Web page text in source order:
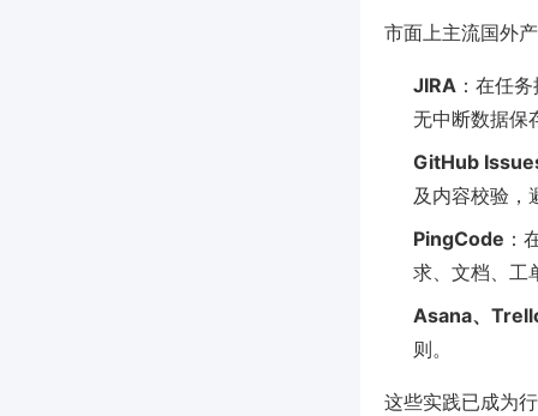
市面上主流国外
JIRA ：在任
无中断数据保
GitHub
及内容校验，
PingCode ：
求、文档、工
Asana、
则。
这些实践已成为